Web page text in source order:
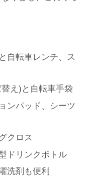
自転車レンチ、ス
え)と自転車手袋
ンパッド、シーツ
クロス
ドリンクボトル
洗剤も便利